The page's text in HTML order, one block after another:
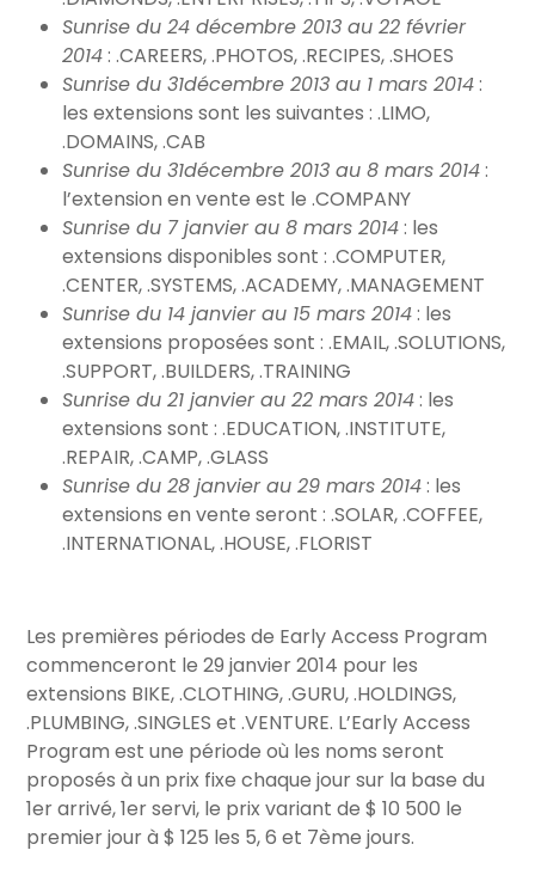
Sunrise du 24 décembre 2013 au 22 février
2014: .CAREERS, .PHOTOS, .RECIPES, .SHOES
Sunrise du 31décembre 2013 au 1 mars 2014:
les extensions sont les suivantes : .LIMO,
.DOMAINS, .CAB
Sunrise du 31décembre 2013 au 8 mars 2014:
l’extension en vente est le .COMPANY
Sunrise du 7 janvier au 8 mars 2014: les
extensions disponibles sont : .COMPUTER,
.CENTER, .SYSTEMS, .ACADEMY, .MANAGEMENT
Sunrise du 14 janvier au 15 mars 2014: les
extensions proposées sont : .EMAIL, .SOLUTIONS,
.SUPPORT, .BUILDERS, .TRAINING
Sunrise du 21 janvier au 22 mars 2014: les
extensions sont : .EDUCATION, .INSTITUTE,
.REPAIR, .CAMP, .GLASS
Sunrise du 28 janvier au 29 mars 2014: les
extensions en vente seront : .SOLAR, .COFFEE,
.INTERNATIONAL, .HOUSE, .FLORIST
Les premières périodes de Early Access Program
commenceront le 29 janvier 2014 pour les
extensions BIKE, .CLOTHING, .GURU, .HOLDINGS,
.PLUMBING, .SINGLES et .VENTURE. L’Early Access
Program est une période où les noms seront
proposés à un prix fixe chaque jour sur la base du
1er arrivé, 1er servi, le prix variant de $ 10 500 le
premier jour à $ 125 les 5, 6 et 7ème jours.